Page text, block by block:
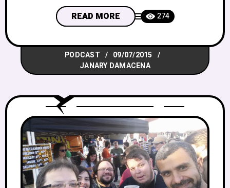
diferente mestrar para os pequenos.
Mas vocês precisam ver a carinha deles
quando jogamos! Nesta edição do
querido Podcast D30, voltamos eu –
Janary Damacena, Menina-Gato, Gene
READ MORE 274
PODCAST
09/07/2015
JANARY DAMACENA